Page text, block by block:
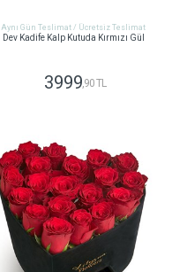
Aynı Gün Teslimat / Ücretsiz Teslimat
Dev Kadife Kalp Kutuda Kırmızı Gül
3999,90 TL